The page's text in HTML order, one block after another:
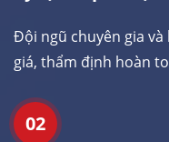
Đội ngũ chuyên gia
giá, thẩm định hoàn
02